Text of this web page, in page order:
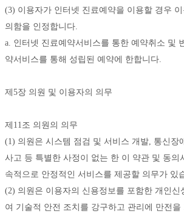
(3) 이용자가 인터넷 진료예약을 이용할 경우
의함을 인정합니다.
a. 인터넷 진료예약서비스를 통한 예약취소 및
약서비스를 통해 성립된 예약에 한합니다.
제5장 의원 및 이용자의 의무
제11조 의원의 의무
(1) 의원은 시스템 점검 및 서비스 개발, 통신장
사고 등 특별한 사정이 없는 한 이 약관 및 동의
속적으로 안정적인 서비스를 제공할 의무가 있
(2) 의원은 이용자의 신용정보를 포함한 개인신
여 기술적 안전 조치를 강구하고 관리에 만전을